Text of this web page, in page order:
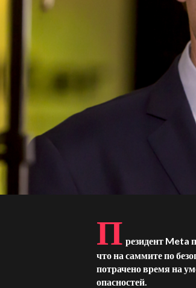
П резидент Meta
что на саммите по
потрачено время на
опасностей.